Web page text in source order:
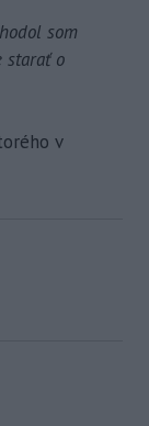
som
starať o
v